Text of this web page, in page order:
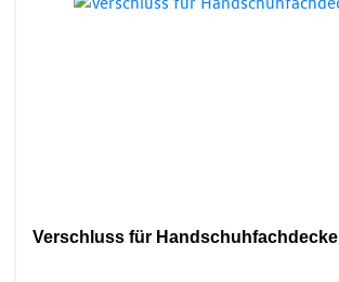
Verschluss für Handschuhfachdeckel